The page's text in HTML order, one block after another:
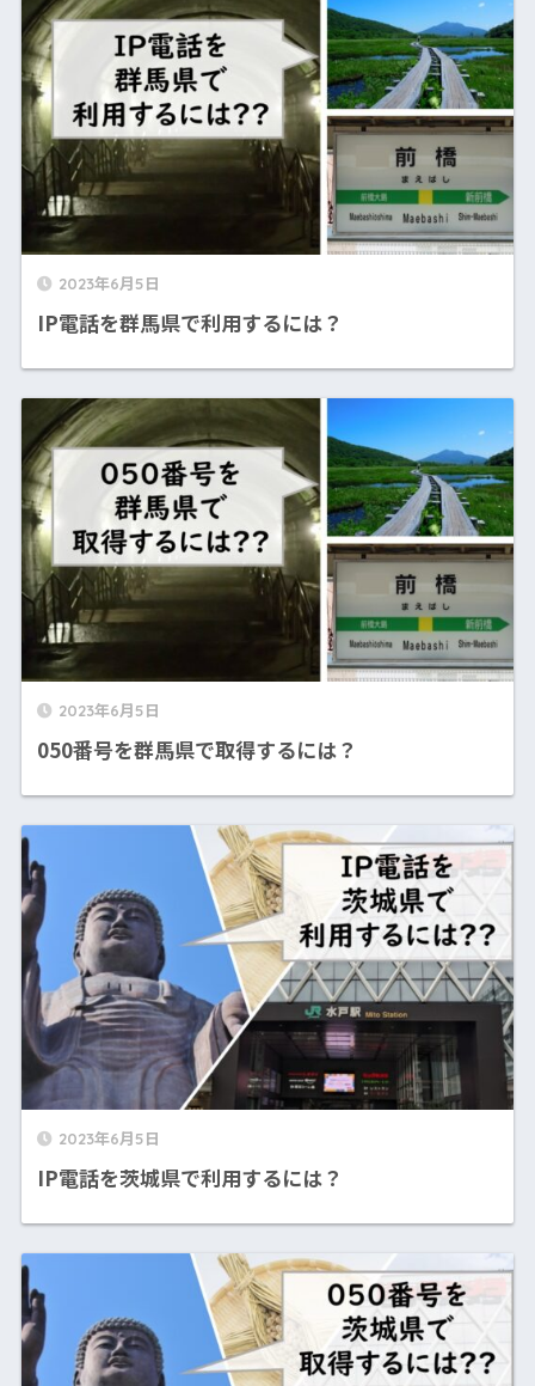
2023年6月5日
IP電話を群馬県で利用するには？
2023年6月5日
050番号を群馬県で取得するには？
2023年6月5日
IP電話を茨城県で利用するには？